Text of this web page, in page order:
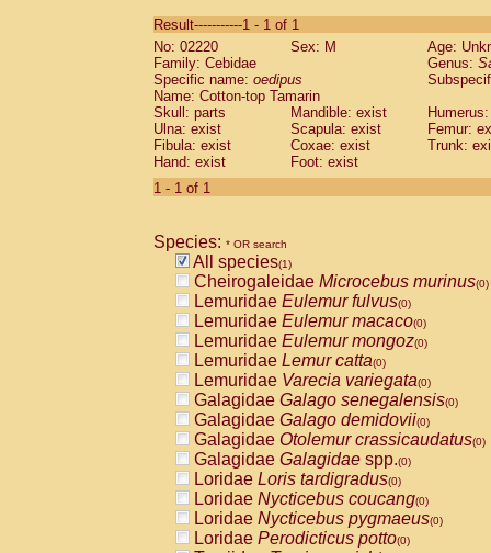
CebidaeSaguinus labiatus(0)
Cebidae Saguinus leucopus (0)
Cebidae
CebidaeSaguinus mystax
Cebidae Saguinus nigricollis (0)
Cebidae Saguinus oedipus
Cebidae Saguinus weddelli
Cebidae Saguinusspp.
Cebidae
CebidaeCebus capucinus
CebidaeCebus nigrivittatus
CebidaeCebus spp.(0)
CebidaeSaimiri boliviensis(0)
CebidaeSaimiri sciureus(0)
AtelidaeAlouatta caraya(0)
AtelidaeAlouatta fusca(0)
AtelidaeAlouatta seniculus(0)
AtelidaeAlouattaspp.(0)
AtelidaeAteles belzebuth(0)
AtelidaeAteles geoffroyi(0)
AtelidaeAteles paniscus(0)
AtelidaeAtelesspp.(0)
AtelidaeLagothrix lagothricha(0)
AtelidaeLagothrix lagothricha cana
PitheciidaeCacajao calvus
Result-----------1 - 1 of 1
No: 02220
Sex: M
Age:
Family: Cebidae
Genus:
Specific name: oedipus
Name: Cotton-top Tamarin
Skull: parts
Mandible: exist
Ulna: exist
Scapula: exist
Femur:
Fibula: exist
Coxae: exist
Trunk:
Hand: exist
Foot: exist
1 - 1 of 1
Species: * OR search
All species(1)
Cheirogaleidae Microcebus murinus(0)
Lemuridae Eulemur fulvus(0)
Lemuridae Eulemur macaco(0)
Lemuridae Eulemur mongoz(0)
Lemuridae Lemur catta(0)
Lemuridae Varecia variegata(0)
Galagidae Galago senegalensis(0)
Galagidae Galago demidovii(0)
Galagidae Otolemur crassicaudatus(0)
Galagidae Galagidae spp.(0)
Loridae Loris tardigradus(0)
Loridae Nycticebus coucang(0)
Loridae Nycticebus pygmaeus(0)
Loridae Perodicticus potto(0)